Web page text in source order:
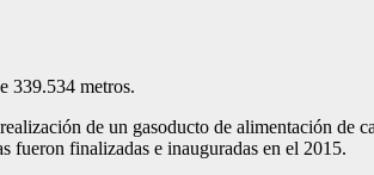
339.534 metros.
de un gasoducto de alimentación de
fueron finalizadas e inauguradas en el 2015.